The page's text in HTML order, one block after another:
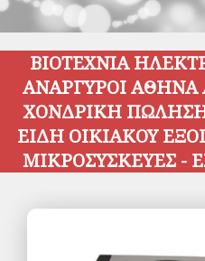
ΒΙΟΤΕΧΝΙΑ
ΑΝΑΡΓΥΡΟΙ ΑΘΗΝΑ
ΧΟΝΔΡΙΚΗ
ΕΙΔΗ ΟΙΚΙΑΚΟΥ
ΜΙΚΡΟΣΥΣΚΕΥΕΣ -